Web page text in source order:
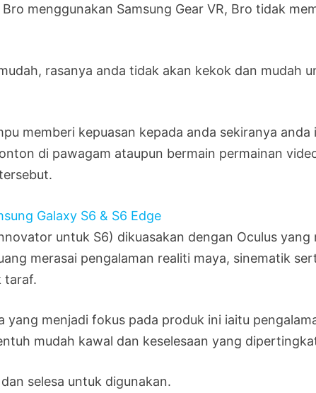
menggunakan Samsung Gear VR, Bro tidak
rasanya anda tidak akan kekok dan mudah
memberi kepuasan kepada anda sekiranya
di pawagam ataupun bermain permainan
untuk S6) dikuasakan dengan Oculus
merasai pengalaman realiti maya, sinematik
taraf.
yang menjadi fokus pada produk ini iaitu
mudah kawal dan keselesaan yang
selesa untuk digunakan.